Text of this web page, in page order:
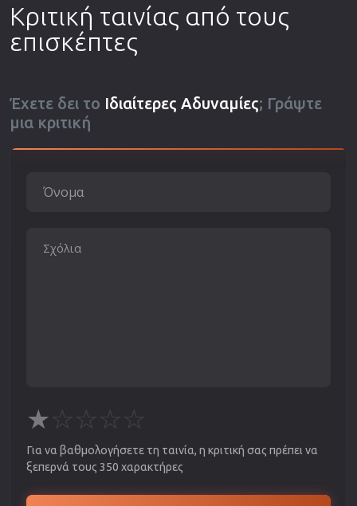
Κριτική ταινίας από τους
επισκέπτες
Έχετε δει το Ιδιαίτερες Αδυναμίες; Γράψτε
μια κριτική
★☆☆☆☆
Για να βαθμολογήσετε τη ταινία, η κριτική σας πρέπει να
ξεπερνά τους 350 χαρακτήρες